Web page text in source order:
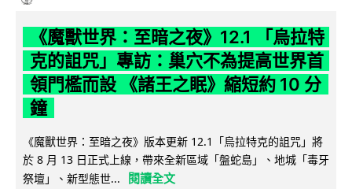
《魔獸世界：至暗之夜》12.1 「烏拉特
克的詛咒」專訪：巢穴不為提高世界首
領門檻而設 《諸王之眠》縮短約 10 分
鐘
《魔獸世界：至暗之夜》版本更新 12.1「烏拉特克的詛咒」將
於 8 月 13 日正式上線，帶來全新區域「盤蛇島」、地城「毒牙
祭壇」、新型態世...
閱讀全文